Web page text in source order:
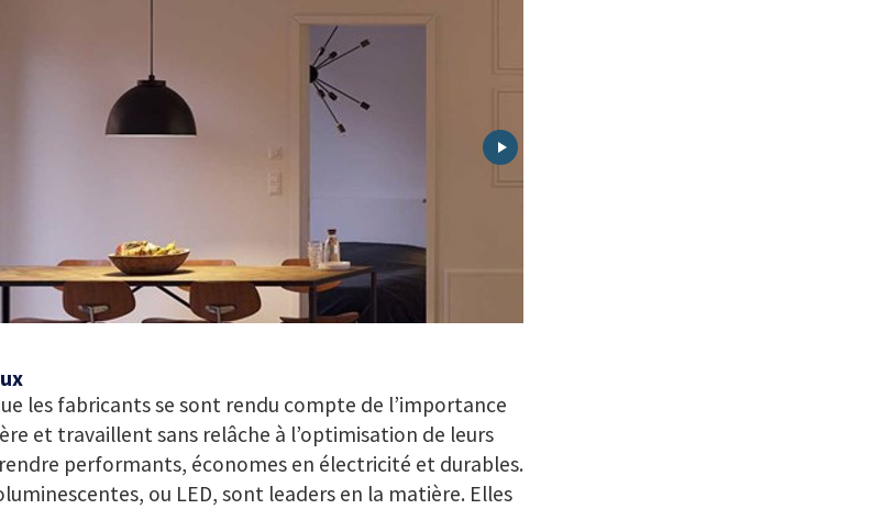
les fabricants se sont rendu compte de l’importance
et travaillent sans relâche à l’optimisation de leurs
performants, économes en électricité et durables.
ou LED, sont leaders en la matière. Elles